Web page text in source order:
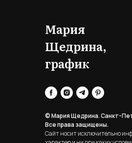
Мария
Щедрина,
график
© Мария Щедрина. Санкт-
Все права защищены.
Сайт носит исключительно